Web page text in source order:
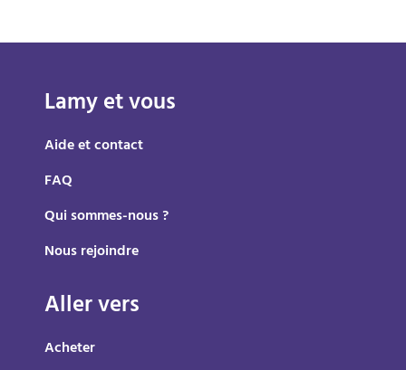
Lamy et vous
Aide et contact
FAQ
Qui sommes-nous ?
Nous rejoindre
Aller vers
Acheter